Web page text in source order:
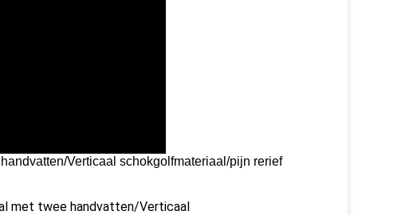
Verticaal schokgolfmateriaal/pijn rerief
met twee handvatten/Verticaal